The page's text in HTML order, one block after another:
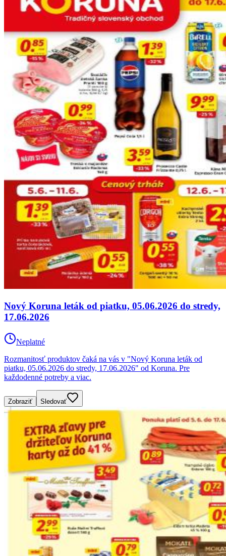
Nový Koruna leták od piatku, 05.06.2026 do stredy,
17.06.2026
Neplatné
Rozmanitosť produktov čaká na vás v "Nový Koruna leták od
piatku, 05.06.2026 do stredy, 17.06.2026" od Koruna. Pre
každodenné potreby a viac.
Zobraziť Sledovať